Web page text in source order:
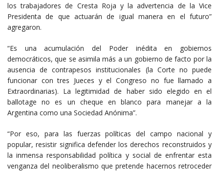
los trabajadores de Cresta Roja y la advertencia de la Vice
Presidenta de que actuarán de igual manera en el futuro”
agregaron.
“Es una acumulación del Poder inédita en gobiernos
democráticos, que se asimila más a un gobierno de facto por la
ausencia de contrapesos institucionales (la Corte no puede
funcionar con tres Jueces y el Congreso no fue llamado a
Extraordinarias). La legitimidad de haber sido elegido en el
ballotage no es un cheque en blanco para manejar a la
Argentina como una Sociedad Anónima”.
“Por eso, para las fuerzas políticas del campo nacional y
popular, resistir significa defender los derechos reconstruidos y
la inmensa responsabilidad política y social de enfrentar esta
venganza del neoliberalismo que pretende hacernos retroceder